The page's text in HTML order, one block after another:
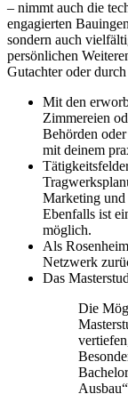
– nimmt auch die
engagierten
sondern auch
persönlichen
Gutachter oder
Mit den
Zimmereien
Behörden
mit deinem
Marketing und
Ebenfalls ist
möglich.
Als
Netzwerk
Das
Die